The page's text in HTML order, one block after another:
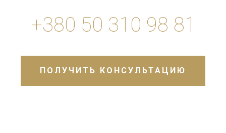
+380 50 310 98 81
ПОЛУЧИТЬ КОНСУЛЬТАЦИЮ